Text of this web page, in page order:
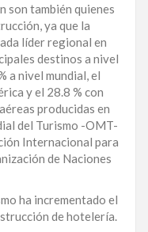
son también quienes
ya que la
líder regional en
destinos a nivel
a nivel mundial, el
y el 28.8 % con
producidas en
del Turismo -OMT-
Internacional para
de Naciones
ha incrementado el
de hotelería.